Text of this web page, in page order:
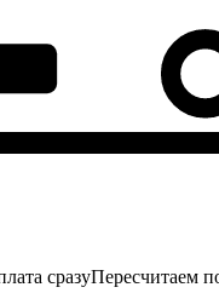
сразуПересчитаем